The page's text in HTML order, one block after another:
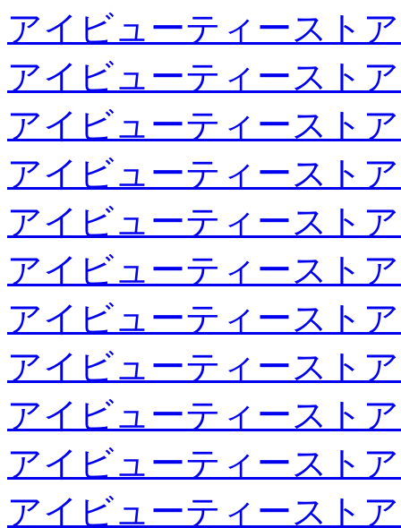
アイビューティースト
アイビューティースト
アイビューティースト
アイビューティースト
アイビューティースト
アイビューティースト
アイビューティースト
アイビューティースト
アイビューティースト
アイビューティースト
アイビューティースト